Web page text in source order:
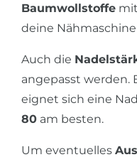
Baumwollstoffe
deine
Auch die
angepasst werden.
eignet sich eine
80 am besten.
Um eventuelles